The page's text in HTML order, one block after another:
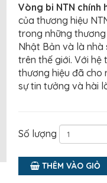
Vòng bi NTN chính
của thương hiệu
trong những
Nhật Bản và là nhà
trên thế giới. Với hệ
thương hiệu đã cho
sự tin tưởng và hài
Số lượng
THÊM VÀO GIỎ